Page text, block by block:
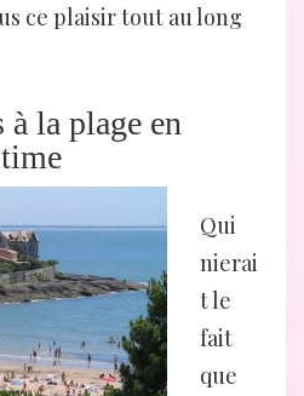
ce plaisir tout au long
la plage en
Qui
nierai
t le
fait
que